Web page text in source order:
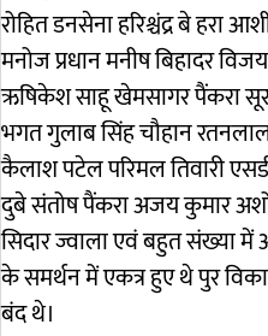
रोहित डनसेना हरिश्चंद्र बे हरा
मनोज प्रधान मनीष बिहादर
ऋषिकेश साहू खेमसागर पैंकरा
भगत गुलाब सिंह चौहान
कैलाश पटेल परिमल तिवारी
दुबे संतोष पैंकरा अजय कुमार
सिदार ज्वाला एवं बहुत संख्या में
के समर्थन में एकत्र हुए थे पुर
बंद थे।